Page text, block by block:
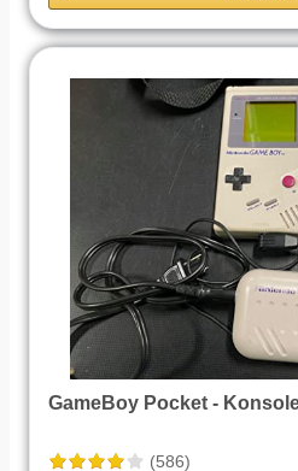
GameBoy Pocket -
(586)